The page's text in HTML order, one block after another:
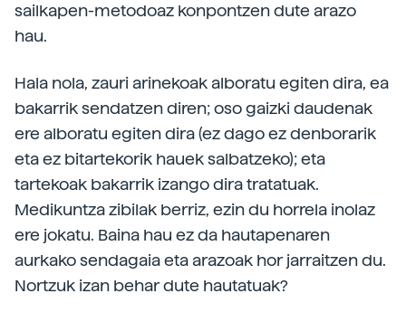
sailkapen-metodoaz konpontzen dute arazo
hau.
Hala nola, zauri arinekoak alboratu egiten dira, ea
bakarrik sendatzen diren; oso gaizki daudenak
ere alboratu egiten dira (ez dago ez denborarik
eta ez bitartekorik hauek salbatzeko); eta
tartekoak bakarrik izango dira tratatuak.
Medikuntza zibilak berriz, ezin du horrela inolaz
ere jokatu. Baina hau ez da hautapenaren
aurkako sendagaia eta arazoak hor jarraitzen du.
Nortzuk izan behar dute hautatuak?